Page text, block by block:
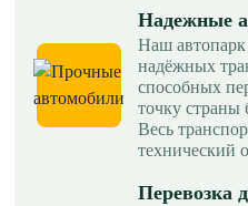
Надежные
Наш
надёжных
способных
точку страны
Весь
технический
Перевозка